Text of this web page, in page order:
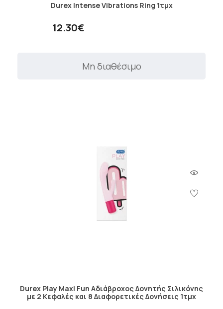
Durex Intense Vibrations Ring 1τμχ
12.30€
Μη διαθέσιμο
Durex Play Maxi Fun Αδιάβροχος Δονητής Σιλικόνης
με 2 Κεφαλές και 8 Διαφορετικές Δονήσεις 1τμχ